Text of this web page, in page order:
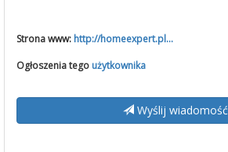
Strona www: http://homeexpert.pl...
Ogłoszenia tego użytkownika
Wyślij wiadomość